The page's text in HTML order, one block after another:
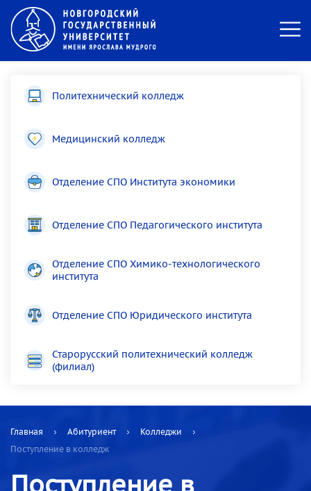
Политехнический колледж
Медицинский колледж
Отделение СПО Института экономики
Отделение СПО Педагогического института
Отделение СПО Химико-технологического
института
Отделение СПО Юридического института
Старорусский политехнический колледж
(филиал)
Главная Абитуриент
Колледжи
Поступление в колледж
Поступление в